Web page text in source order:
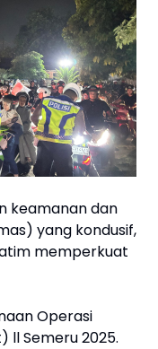
keamanan dan
yang kondusif,
memperkuat
Operasi
ll Semeru 2025.